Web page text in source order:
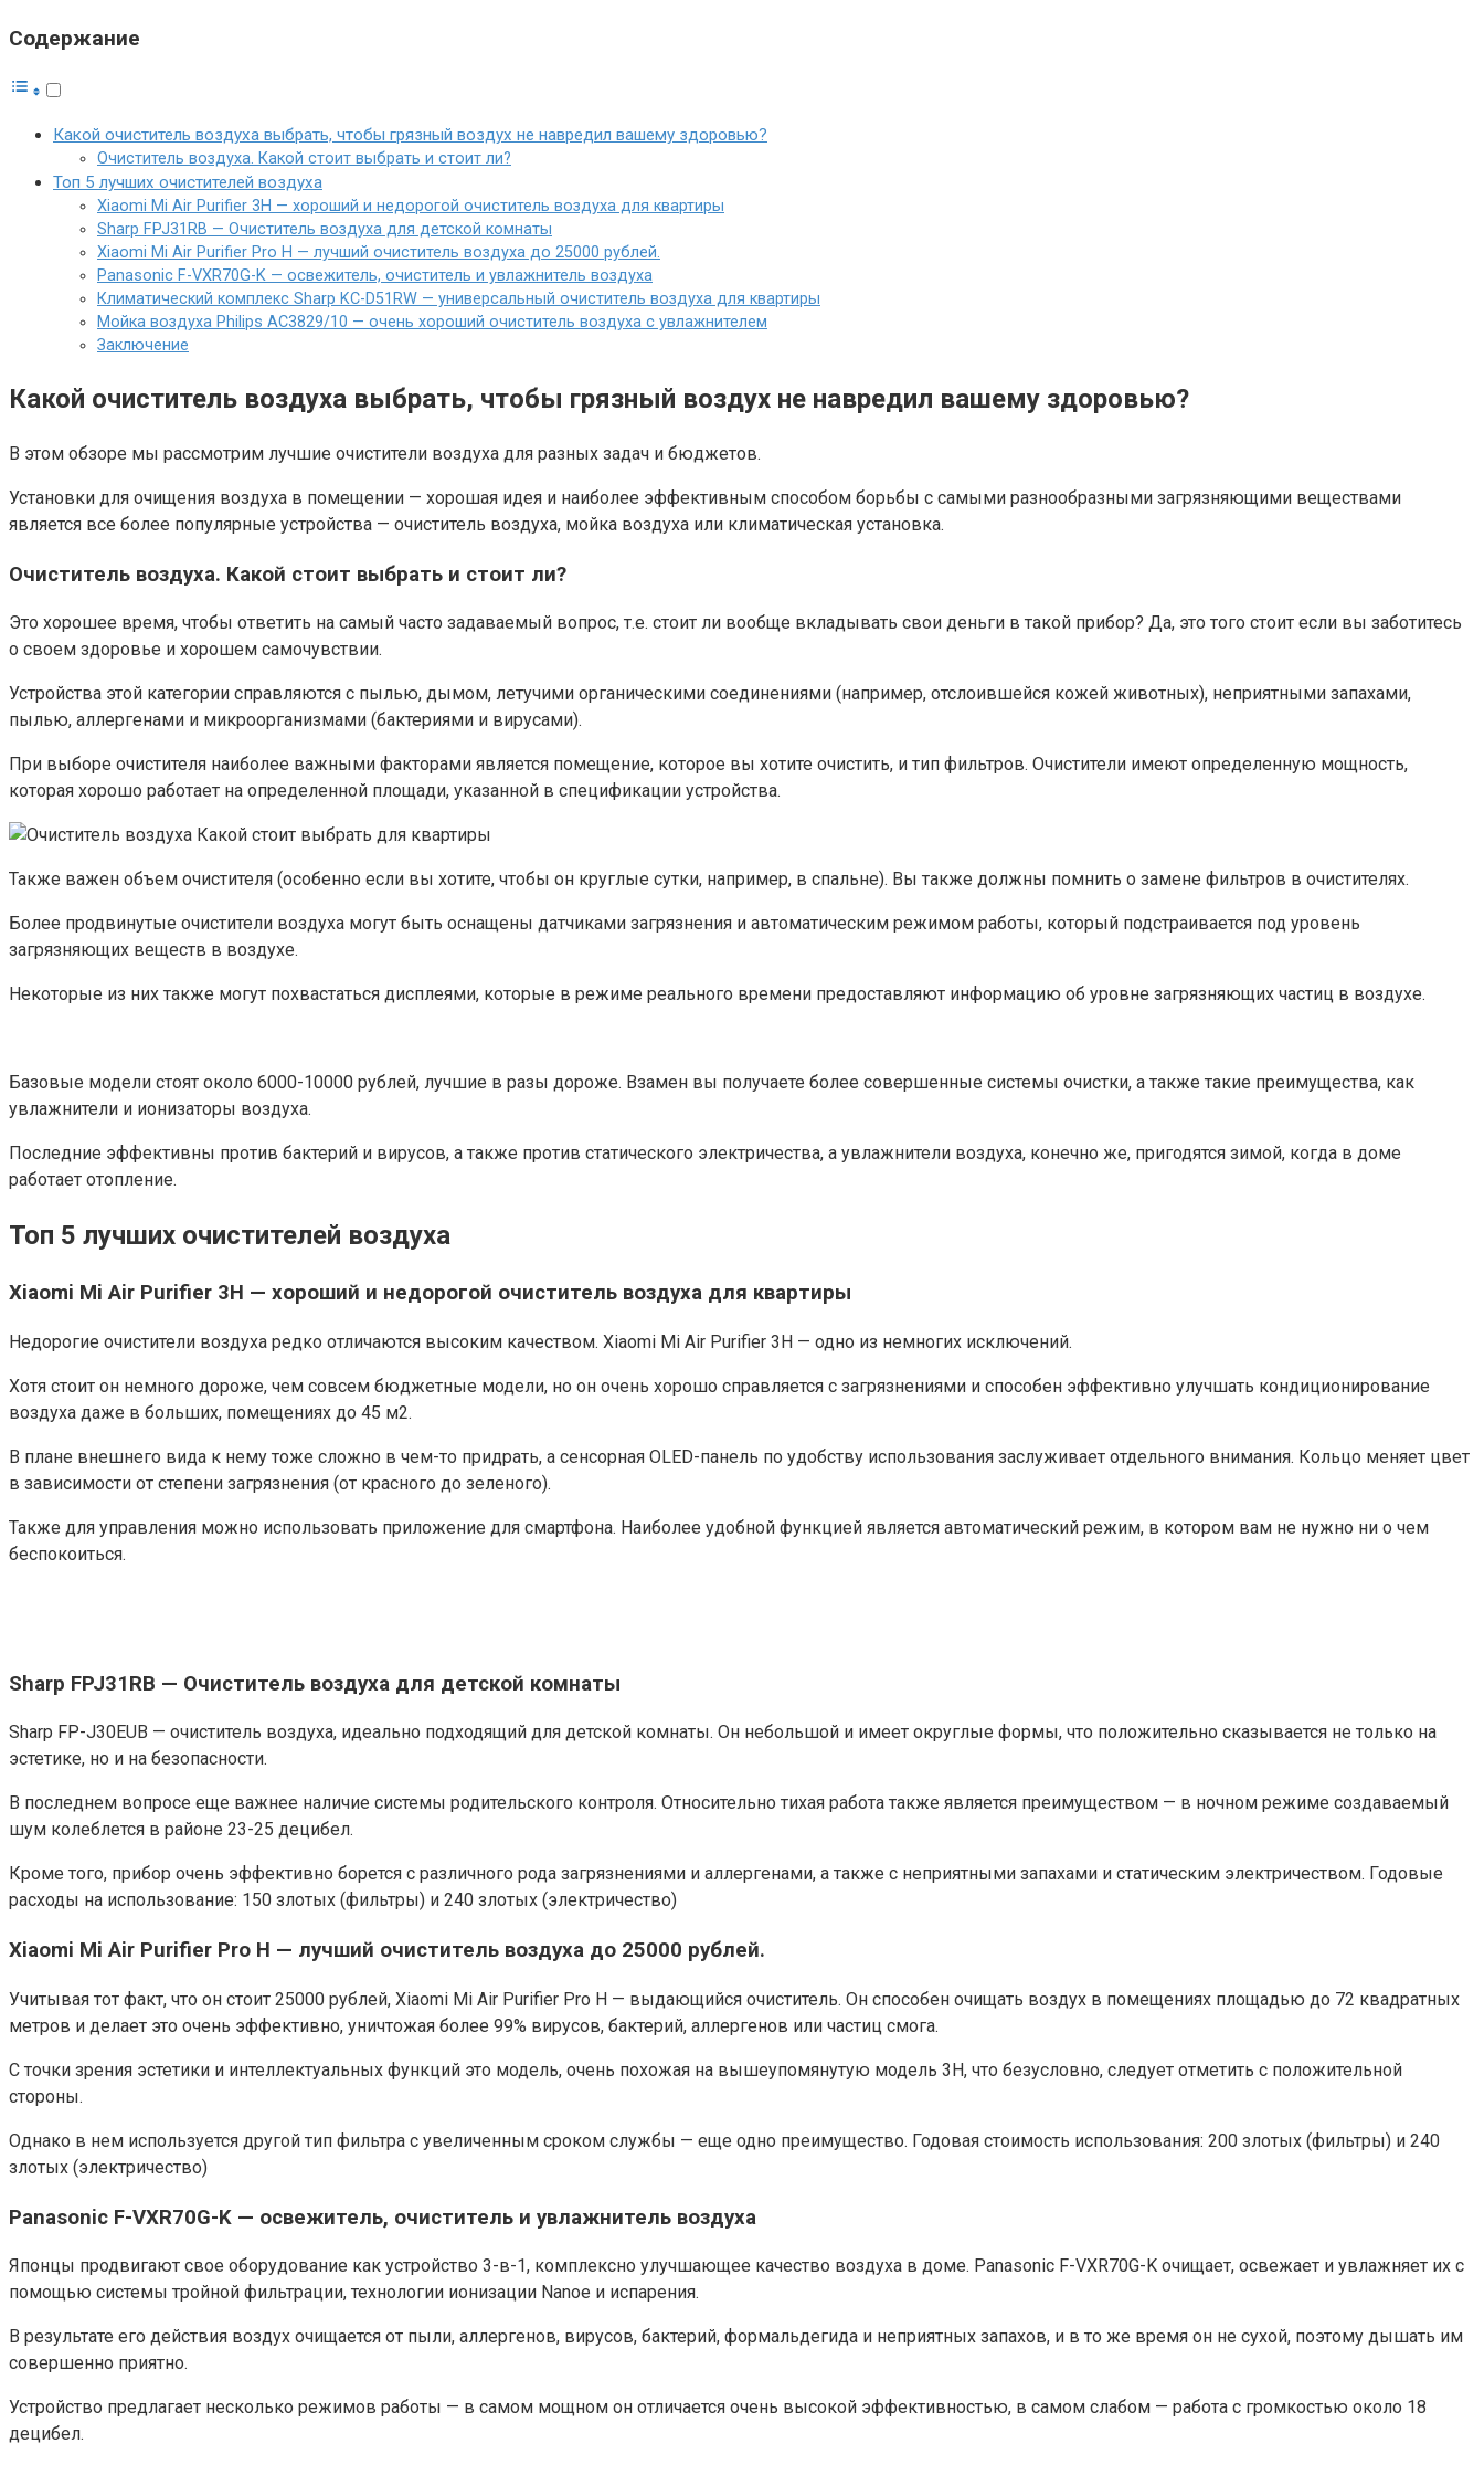
Содержание
Какой очиститель воздуха выбрать, чтобы грязный воздух не навредил вашему здоровью?
Очиститель воздуха. Какой стоит выбрать и стоит ли?
Топ 5 лучших очистителей воздуха
Xiaomi Mi Air Purifier 3H — хороший и недорогой очиститель воздуха для квартиры
Sharp FPJ31RB — Очиститель воздуха для детской комнаты
Xiaomi Mi Air Purifier Pro H — лучший очиститель воздуха до 25000 рублей.
Panasonic F-VXR70G-K — освежитель, очиститель и увлажнитель воздуха
Климатический комплекс Sharp KC-D51RW — универсальный очиститель воздуха для квартиры
Мойка воздуха Philips AC3829/10 — очень хороший очиститель воздуха с увлажнителем
Заключение
Какой очиститель воздуха выбрать, чтобы грязный воздух не навредил вашему здоровью?
В этом обзоре мы рассмотрим лучшие очистители воздуха для разных задач и бюджетов.
Установки для очищения воздуха в помещении — хорошая идея и наиболее эффективным способом борьбы с самыми разнообразными загрязняющими веществами
является все более популярные устройства — очиститель воздуха, мойка воздуха или климатическая установка.
Очиститель воздуха. Какой стоит выбрать и стоит ли?
Это хорошее время, чтобы ответить на самый часто задаваемый вопрос, т.е. стоит ли вообще вкладывать свои деньги в такой прибор? Да, это того стоит если вы заботитесь
о своем здоровье и хорошем самочувствии.
Устройства этой категории справляются с пылью, дымом, летучими органическими соединениями (например, отслоившейся кожей животных), неприятными запахами,
пылью, аллергенами и микроорганизмами (бактериями и вирусами).
При выборе очистителя наиболее важными факторами является помещение, которое вы хотите очистить, и тип фильтров. Очистители имеют определенную мощность,
которая хорошо работает на определенной площади, указанной в спецификации устройства.
Также важен объем очистителя (особенно если вы хотите, чтобы он круглые сутки, например, в спальне). Вы также должны помнить о замене фильтров в очистителях.
Более продвинутые очистители воздуха могут быть оснащены датчиками загрязнения и автоматическим режимом работы, который подстраивается под уровень
загрязняющих веществ в воздухе.
Некоторые из них также могут похвастаться дисплеями, которые в режиме реального времени предоставляют информацию об уровне загрязняющих частиц в воздухе.
Базовые модели стоят около 6000-10000 рублей, лучшие в разы дороже. Взамен вы получаете более совершенные системы очистки, а также такие преимущества, как
увлажнители и ионизаторы воздуха.
Последние эффективны против бактерий и вирусов, а также против статического электричества, а увлажнители воздуха, конечно же, пригодятся зимой, когда в доме
работает отопление.
Топ 5 лучших очистителей воздуха
Xiaomi Mi Air Purifier 3H — хороший и недорогой очиститель воздуха для квартиры
Недорогие очистители воздуха редко отличаются высоким качеством. Xiaomi Mi Air Purifier 3H — одно из немногих исключений.
Хотя стоит он немного дороже, чем совсем бюджетные модели, но он очень хорошо справляется с загрязнениями и способен эффективно улучшать кондиционирование
воздуха даже в больших, помещениях до 45 м2.
В плане внешнего вида к нему тоже сложно в чем-то придрать, а сенсорная OLED-панель по удобству использования заслуживает отдельного внимания. Кольцо меняет цвет
в зависимости от степени загрязнения (от красного до зеленого).
Также для управления можно использовать приложение для смартфона. Наиболее удобной функцией является автоматический режим, в котором вам не нужно ни о чем
беспокоиться.
Sharp FPJ31RB — Очиститель воздуха для детской комнаты
Sharp FP-J30EUB — очиститель воздуха, идеально подходящий для детской комнаты. Он небольшой и имеет округлые формы, что положительно сказывается не только на
эстетике, но и на безопасности.
В последнем вопросе еще важнее наличие системы родительского контроля. Относительно тихая работа также является преимуществом — в ночном режиме создаваемый
шум колеблется в районе 23-25 ​​децибел.
Кроме того, прибор очень эффективно борется с различного рода загрязнениями и аллергенами, а также с неприятными запахами и статическим электричеством. Годовые
расходы на использование: 150 злотых (фильтры) и 240 злотых (электричество)
Xiaomi Mi Air Purifier Pro H — лучший очиститель воздуха до 25000 рублей.
Учитывая тот факт, что он стоит 25000 рублей, Xiaomi Mi Air Purifier Pro H — выдающийся очиститель. Он способен очищать воздух в помещениях площадью до 72 квадратных
метров и делает это очень эффективно, уничтожая более 99% вирусов, бактерий, аллергенов или частиц смога.
С точки зрения эстетики и интеллектуальных функций это модель, очень похожая на вышеупомянутую модель 3H, что безусловно, следует отметить с положительной
стороны.
Однако в нем используется другой тип фильтра с увеличенным сроком службы — еще одно преимущество. Годовая стоимость использования: 200 злотых (фильтры) и 240
злотых (электричество)
Panasonic F-VXR70G-K — освежитель, очиститель и увлажнитель воздуха
Японцы продвигают свое оборудование как устройство 3-в-1, комплексно улучшающее качество воздуха в доме. Panasonic F-VXR70G-K очищает, освежает и увлажняет их с
помощью системы тройной фильтрации, технологии ионизации Nanoe и испарения.
В результате его действия воздух очищается от пыли, аллергенов, вирусов, бактерий, формальдегида и неприятных запахов, и в то же время он не сухой, поэтому дышать им
совершенно приятно.
Устройство предлагает несколько режимов работы — в самом мощном он отличается очень высокой эффективностью, в самом слабом — работа с громкостью около 18
децибел.